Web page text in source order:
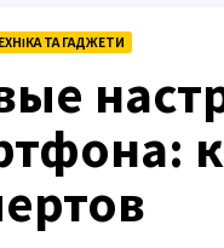
ТА ГАДЖЕТИ